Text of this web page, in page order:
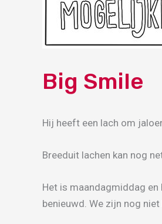
Big Smile
Hij heeft een lach om
Breeduit lachen kan nog
Het is maandagmiddag
benieuwd. We zijn nog